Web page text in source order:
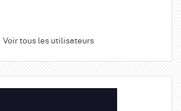
Voir tous les utilisateurs